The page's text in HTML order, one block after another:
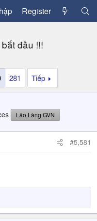
Register
đầu !!!
281 Tiếp
Lão Làng GVN
#5,581